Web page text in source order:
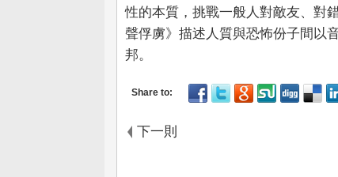
性的本質，挑戰一般人對敵友、對
聲俘虜》描述人質與恐怖份子間以
邦。
下一則